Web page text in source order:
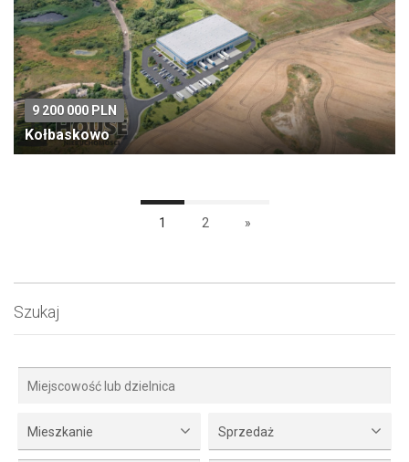
9 200 000 PLN
Kołbaskowo
1 2 »
Szukaj
Mieszkanie Sprzedaż